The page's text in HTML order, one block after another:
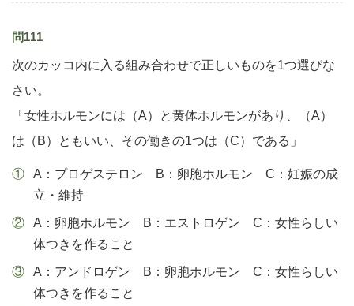
問111
次のカッコ内に入る組み合わせで正しいものを1つ選びな
さい。
「女性ホルモンには（A）と黄体ホルモンがあり、（A）
は（B）ともいい、その働きの1つは（C）である」
A：プロゲステロン B：卵胞ホルモン C：妊娠の成
立・維持
A：卵胞ホルモン B：エストロゲン C：女性らしい
体つきを作ること
A：アンドロゲン B：卵胞ホルモン C：女性らしい
体つきを作ること